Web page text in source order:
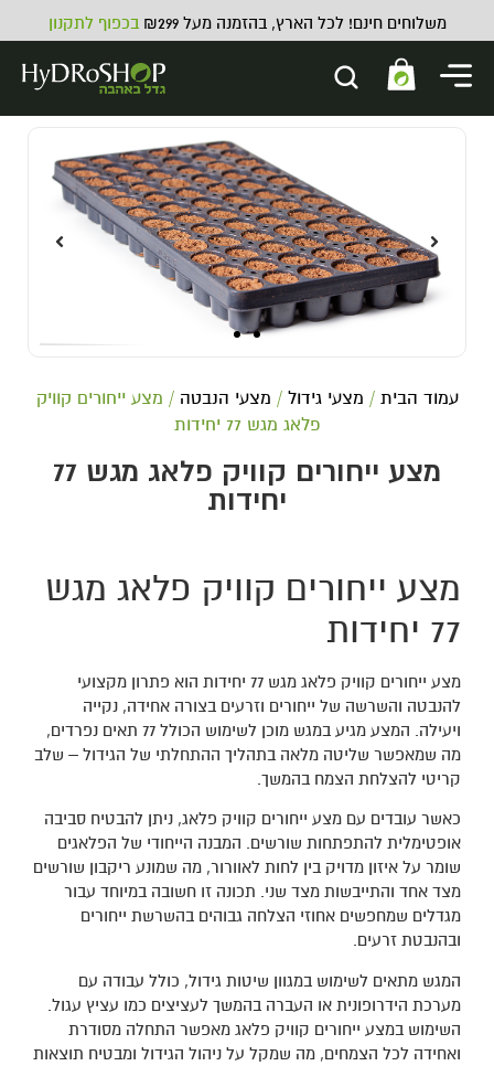
משלוחים חינם! לכל הארץ, בהזמנה מעל ₪299 בכפוף לתקנון
עמוד הבית / מצעי גידול / מצעי הנבטה / מצע ייחורים קוויק
פלאג מגש 77 יחידות
מצע ייחורים קוויק פלאג מגש 77
יחידות
מצע ייחורים קוויק פלאג מגש
77 יחידות
מצע ייחורים קוויק פלאג מגש 77 יחידות הוא פתרון מקצועי
להנבטה והשרשה של ייחורים וזרעים בצורה אחידה, נקייה
ויעילה. המצע מגיע במגש מוכן לשימוש הכולל 77 תאים נפרדים,
מה שמאפשר שליטה מלאה בתהליך ההתחלתי של הגידול – שלב
קריטי להצלחת הצמח בהמשך.
כאשר עובדים עם מצע ייחורים קוויק פלאג, ניתן להבטיח סביבה
אופטימלית להתפתחות שורשים. המבנה הייחודי של הפלאגים
שומר על איזון מדויק בין לחות לאוורור, מה שמונע ריקבון שורשים
מצד אחד והתייבשות מצד שני. תכונה זו חשובה במיוחד עבור
מגדלים שמחפשים אחוזי הצלחה גבוהים בהשרשת ייחורים
ובהנבטת זרעים.
המגש מתאים לשימוש במגוון שיטות גידול, כולל עבודה עם
מערכת הידרופונית או העברה בהמשך לעציצים כמו עציץ עגול.
השימוש במצע ייחורים קוויק פלאג מאפשר התחלה מסודרת
ואחידה לכל הצמחים, מה שמקל על ניהול הגידול ומבטיח תוצאות
Johnny Green coco grow - 1 ליטר
₪ 69.00